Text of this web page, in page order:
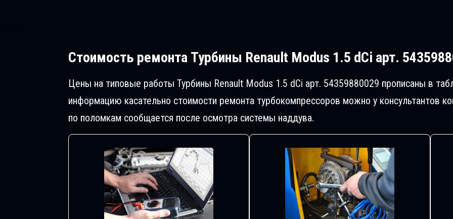
Стоимость ремонтаТурбины Renault Modus 1.5 dCi арт.
Цены на типовые работы Турбины Renault Modus 1.5 dCi арт. 54359880029 прописаны в
информацию касательно стоимости ремонта турбокомпрессоров можно у консультантов
по поломкам сообщается после осмотра системы наддува.